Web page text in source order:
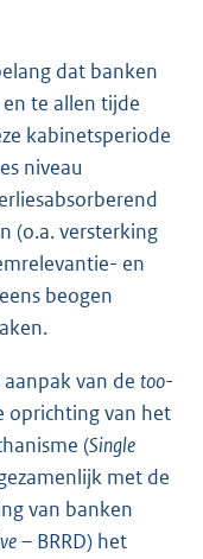
dat banken
te allen tijde
kabinetsperiode
niveau
(o.a. versterking
en
beogen
van de too-
oprichting van het
(Single
met de
van banken
– BRRD) het